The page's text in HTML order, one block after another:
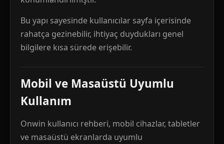
Bu yapı sayesinde kullanıcılar sayfa içerisinde
rahatça gezinebilir, ihtiyaç duydukları genel
bilgilere kısa sürede erişebilir.
Mobil ve Masaüstü Uyumlu
Kullanım
Onwin kullanıcı rehberi, mobil cihazlar, tabletler
ve masaüstü ekranlarda uyumlu